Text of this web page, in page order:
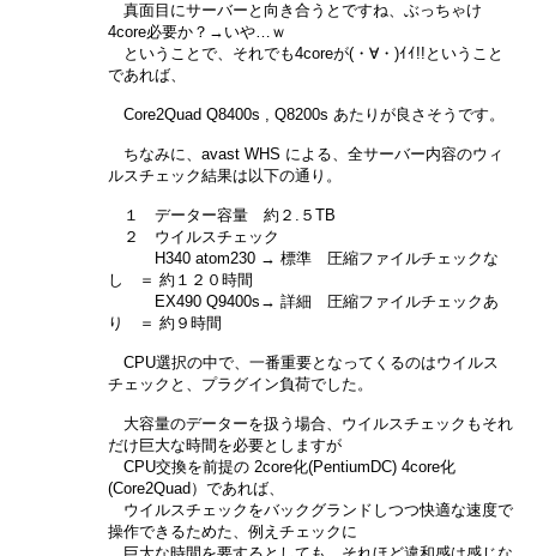
真面目にサーバーと向き合うとですね、ぶっちゃけ
4core必要か？→いや…ｗ
ということで、それでも4coreが(・∀・)ｲｲ!!ということ
であれば、
Core2Quad Q8400s , Q8200s あたりが良さそうです。
ちなみに、avast WHS による、全サーバー内容のウィ
ルスチェック結果は以下の通り。
１ データー容量 約２.５TB
２ ウイルスチェック
H340 atom230 → 標準 圧縮ファイルチェックな
し ＝ 約１２０時間
EX490 Q9400s→ 詳細 圧縮ファイルチェックあ
り ＝ 約９時間
CPU選択の中で、一番重要となってくるのはウイルス
チェックと、プラグイン負荷でした。
大容量のデーターを扱う場合、ウイルスチェックもそれ
だけ巨大な時間を必要としますが
CPU交換を前提の 2core化(PentiumDC) 4core化
(Core2Quad）であれば、
ウイルスチェックをバックグランドしつつ快適な速度で
操作できるためた、例えチェックに